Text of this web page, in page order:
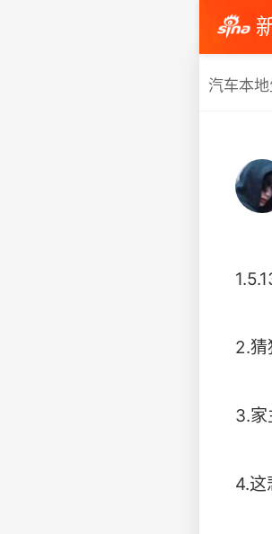
汽车本
2.猜
3.家
4.这